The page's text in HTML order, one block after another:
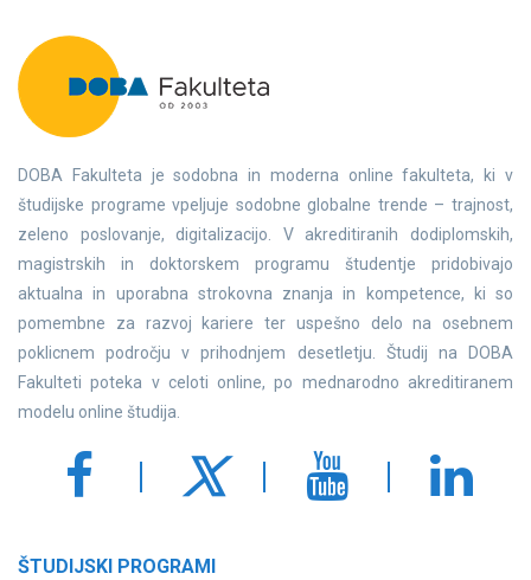
DOBA Fakulteta je sodobna in moderna online fakulteta, ki v
študijske programe vpeljuje sodobne globalne trende – trajnost,
zeleno poslovanje, digitalizacijo. V akreditiranih dodiplomskih,
magistrskih in doktorskem programu študentje pridobivajo
aktualna in uporabna strokovna znanja in kompetence, ki so
pomembne za razvoj kariere ter uspešno delo na osebnem
poklicnem področju v prihodnjem desetletju. Študij na DOBA
Fakulteti poteka v celoti online, po mednarodno akreditiranem
modelu online študija.
ŠTUDIJSKI PROGRAMI